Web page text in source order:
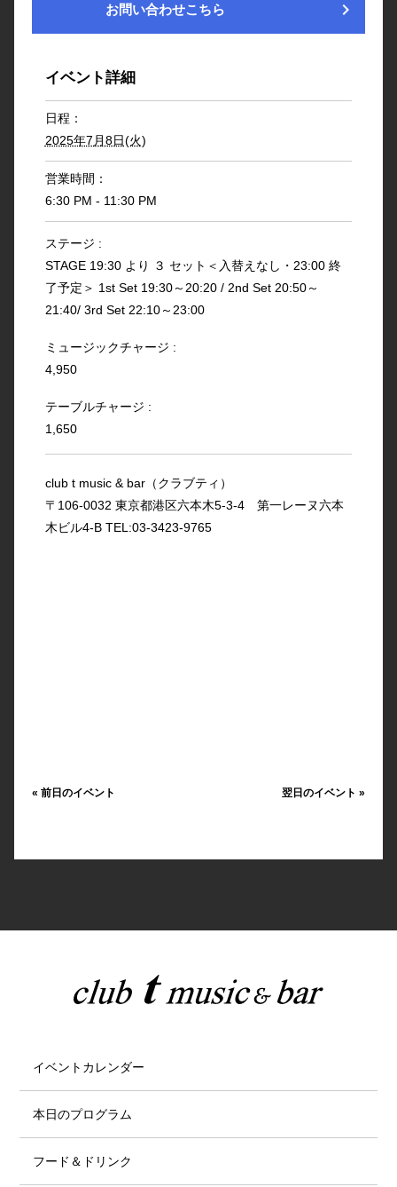
お問い合わせこちら chevron_right
イベント詳細
日程：
2025年7月8日(火)
営業時間：
6:30 PM - 11:30 PM
ステージ :
STAGE 19:30 より ３ セット＜入替えなし・23:00 終
了予定＞ 1st Set 19:30～20:20 / 2nd Set 20:50～
21:40/ 3rd Set 22:10～23:00
ミュージックチャージ :
4,950
テーブルチャージ :
1,650
club t music & bar（クラブティ）
〒106-0032 東京都港区六本木5-3-4 第一レーヌ六本
木ビル4-B TEL:03-3423-9765
« 前日のイベント 翌日のイベント»
イベントカレンダー
本日のプログラム
フード＆ドリンク